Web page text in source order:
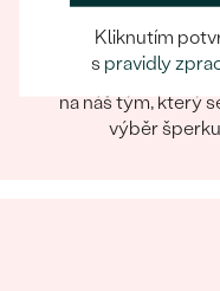
Při nakupování
na náš tým, který
výběr
Kliknutím
s pravidly